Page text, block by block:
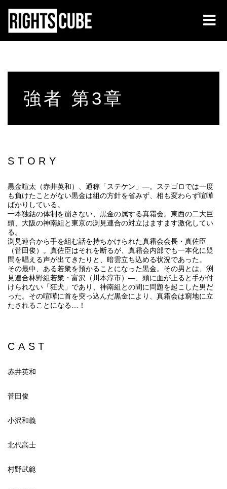
強者 第3章
STORY
黒金喧太（赤井英和）、通称「ステケン」―。ステゴロでは一度
も負けたことがない黒金は組の方針を省みず、相も変わらず喧嘩
ばかりしている。
一本独鈷の体制を崩さない、黒金の属する真霜会。東西の二大巨
頭、大阪の神南組と東京の渕見連合の対立はますます激化してい
る。
渕見連合から手を組む話を持ちかけられた真霜会会長・真佐臣
（菅田俊）。真佐臣はそれを断るが、真霜会内部でも一本化に疑
問を唱える声が出てきたりと、暗雲立ち込める状況であった。
その最中、ある若衆を預かることになった黒金。その男とは、渕
見連合林野組若衆・富沢（川本淳市）―、頭に血が上ると手が付
けられない「狂犬」であり、神南組との間に問題を起こした男だ
った。その喧嘩に首を突っ込んだ黒金により、真霜会は窮地に立
たされることになる…！
CAST
赤井英和
菅田俊
小沢和義
北代高士
村野武範